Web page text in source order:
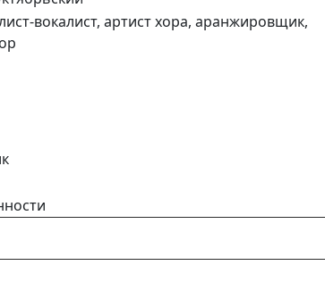
вокалист, артист хора, аранжировщик,